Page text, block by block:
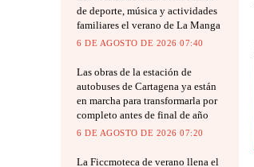
de deporte, música y actividades
familiares el verano de La Manga
6 DE AGOSTO DE 2026 07:40
Las obras de la estación de
autobuses de Cartagena ya están
en marcha para transformarla por
completo antes de final de año
6 DE AGOSTO DE 2026 07:20
La Ficcmoteca de verano llena el